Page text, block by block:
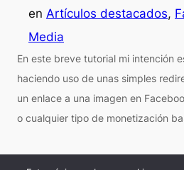
en Artículos destacados,
Media
En este breve tutorial mi intención
haciendo uso de unas simples
un enlace a una imagen en
o cualquier tipo de monetización